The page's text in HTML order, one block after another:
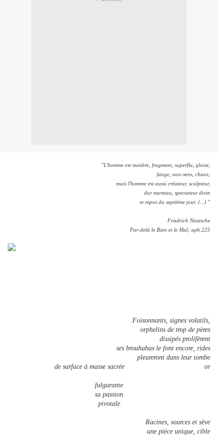
"L'homme est matière, fragment, superflu, glaise,
fange, non-sens, chaos;
mais l'homme est aussi créateur, sculpteur,
dur marteau, spectateur divin
et repos du septième jour. (...) "
Friedrich Nietzsche
Par-delà le Bien et le Mal; aph.225
Foisonnants, signes volatils,
orphelins de trop de pères
dissipés prolifèrent
ses brouhahas le font encore, rides
pleureront dans leur tombe
de surface à masse sacrée or
fulgurante
sa passion
pivotale
Racines, sources et sève
une pièce unique, cible